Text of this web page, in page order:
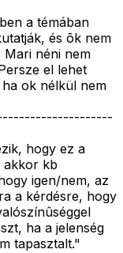
a témában
és õk nem
Mari néni nem
el lehet
ok nélkül nem
hogy ez a
akkor kb
igen/nem, az
a kérdésre, hogy
ha a jelenség
tapasztalt."